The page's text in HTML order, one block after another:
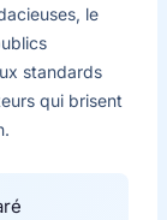
le
standards
qui brisent